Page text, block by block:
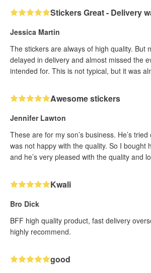
Stickers Great - Delivery
Jessica Martin
The stickers are always of high quality. But
delayed in delivery and almost missed the
intended for. This is not typical, but it was
Awesome stickers
Jennifer Lawton
These are for my son’s business. He’s
was not happy with the quality. So I bought
and he’s very pleased with the quality and
Kwali
Bro Dick
BFF high quality product, fast delivery
highly recommend.
good